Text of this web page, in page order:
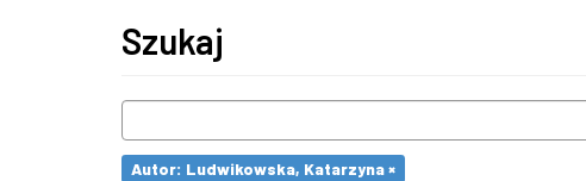
Szukaj
Autor: Ludwikowska, Katarzyna ×